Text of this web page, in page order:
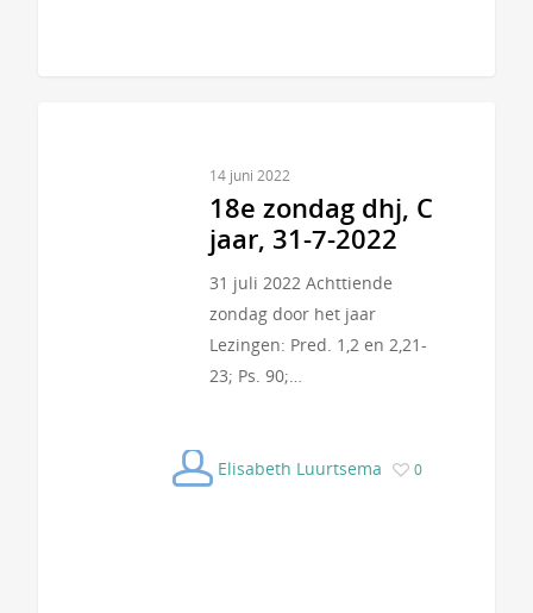
14 juni 2022
18e zondag dhj, C
jaar, 31-7-2022
31 juli 2022 Achttiende
zondag door het jaar
Lezingen: Pred. 1,2 en 2,21-
23; Ps. 90;…
Elisabeth Luurtsema 0